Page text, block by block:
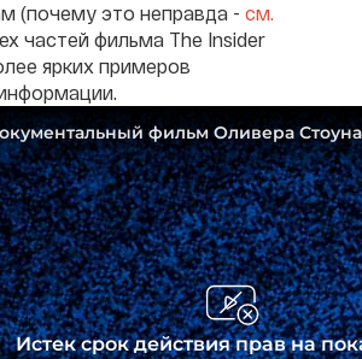
(почему это неправда - см.
частей фильма The Insider
ярких примеров